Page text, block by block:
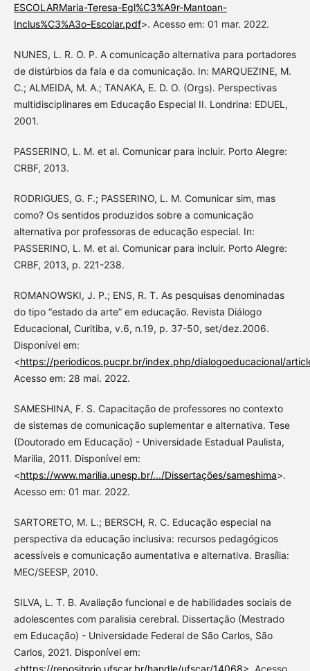
ESCOLARMaria-Teresa-Egl%C3%A9r-Mantoan-
Inclus%C3%A3o-Escolar.pdf>. Acesso em: 01 mar. 2022.
NUNES, L. R. O. P. A comunicação alternativa para portadores
de distúrbios da fala e da comunicação. In: MARQUEZINE, M.
C.; ALMEIDA, M. A.; TANAKA, E. D. O. (Orgs). Perspectivas
multidisciplinares em Educação Especial II. Londrina: EDUEL,
2001.
PASSERINO, L. M. et al. Comunicar para incluir. Porto Alegre:
CRBF, 2013.
RODRIGUES, G. F.; PASSERINO, L. M. Comunicar sim, mas
como? Os sentidos produzidos sobre a comunicação
alternativa por professoras de educação especial. In:
PASSERINO, L. M. et al. Comunicar para incluir. Porto Alegre:
CRBF, 2013, p. 221-238.
ROMANOWSKI, J. P.; ENS, R. T. As pesquisas denominadas
do tipo “estado da arte” em educação. Revista Diálogo
Educacional, Curitiba, v.6, n.19, p. 37-50, set/dez.2006.
Disponível em:
<https://periodicos.pucpr.br/index.php/dialogoeducacional/
Acesso em: 28 mai. 2022.
SAMESHINA, F. S. Capacitação de professores no contexto
de sistemas de comunicação suplementar e alternativa. Tese
(Doutorado em Educação) - Universidade Estadual Paulista,
Marilia, 2011. Disponível em:
<https://www.marilia.unesp.br/.../Dissertações/sameshima>.
Acesso em: 01 mar. 2022.
SARTORETO, M. L.; BERSCH, R. C. Educação especial na
perspectiva da educação inclusiva: recursos pedagógicos
acessíveis e comunicação aumentativa e alternativa. Brasília:
MEC/SEESP, 2010.
SILVA, L. T. B. Avaliação funcional e de habilidades sociais de
adolescentes com paralisia cerebral. Dissertação (Mestrado
em Educação) - Universidade Federal de São Carlos, São
Carlos, 2021. Disponível em:
<https://repositorio.ufscar.br/handle/ufscar/14068>. Acesso